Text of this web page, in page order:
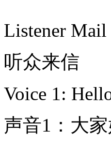
Listener Mail
听众来信
Voice 1:
声音1：大